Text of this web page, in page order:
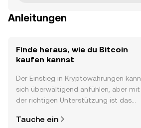
Anleitungen
Finde heraus, wie du Bitcoin
kaufen kannst
Der Einstieg in Kryptowährungen kann
sich überwältigend anfühlen, aber mit
der richtigen Unterstützung ist das
direkt in der OKX-App oder hier im
Tauche ein